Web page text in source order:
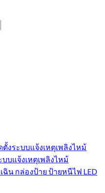
งระบบแจ้งเหตุเพลิงไหม้
บแจ้งเหตุเพลิงไหม้
น กล่องป้าย ป้ายหนีไฟ LED